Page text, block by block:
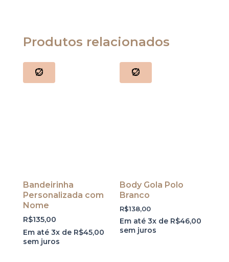
Produtos relacionados
Bandeirinha
Personalizada com
Nome
R$135,00
Em até 3x de R$45,00
sem juros
Body Gola Polo
Branco
R$138,00
Em até 3x de R$46,00
sem juros